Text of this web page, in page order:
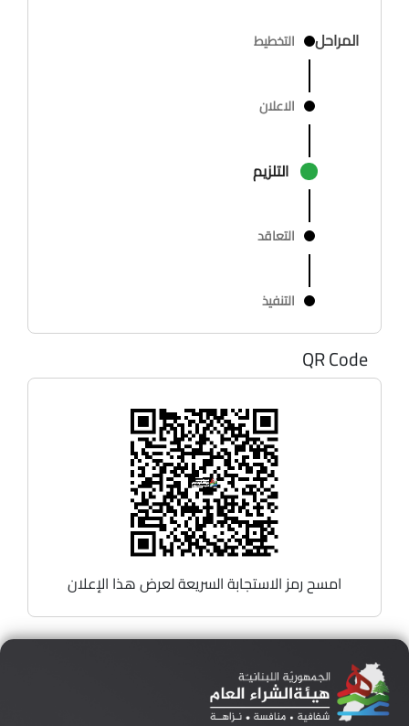
المراحل التخطيط
الاعلان
التلزيم
التعاقد
التنفيذ
QR Code
امسح رمز الاستجابة السريعة لعرض هذا الإعلان